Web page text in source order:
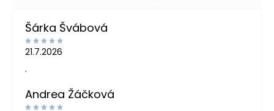
Šárka Švábová
21.7.2026
.
Andrea Žáčková